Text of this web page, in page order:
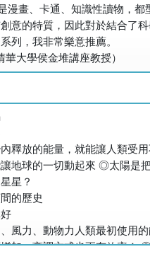
漫畫、卡通、知識性讀物，都
意的特質，因此對於結合了
列，我非常樂意推薦。
大學侯金堆講座教授）
妙想，哆啦A夢早已成為最受
個領域的【哆啦A夢科學任
的科學知識更是完整紮實，無
無窮樂趣！
學人》雜誌總編輯）
經典漫畫原本只談大雄這個魯
夢這個高科技未來小幫手之間
哆啦A夢不只開始幫助大雄
啦A夢科學任意門】這套作品
釋放的能量，就能讓人類受
地球的一切動起來 ◎太陽是
星？
的歷史
風力、動物力人類最初使用
加，烹調方式也更有效率！